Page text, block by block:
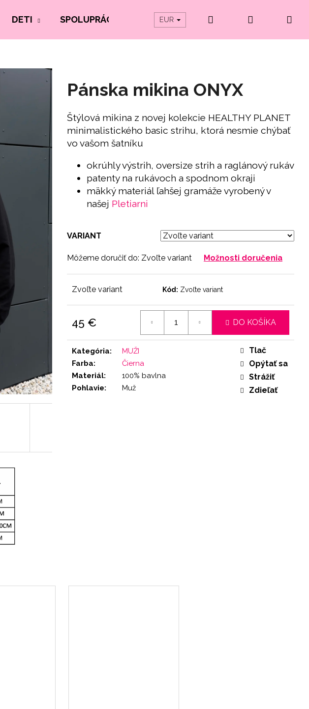
DETI SPOLUPRÁCE PRODUKTY Z ORGANICKEJ BAVLNY
EUR Prihlásenie
Pánska mikina ONYX
Štýlová mikina z novej kolekcie HEALTHY PLANET
minimalistického basic strihu, ktorá nesmie chýbať
vo vašom šatníku
okrúhly výstrih, oversize strih a raglánový rukáv
patenty na rukávoch a spodnom okraji
mäkký materiál ľahšej gramáže vyrobený v
našej Pletiarni
VARIANT
Môžeme doručiť do: Zvoľte variant Možnosti doručenia
Zvoľte variant Kód: Zvoľte variant
45 €
cena:
DO KOŠÍKA
Kategória:
MUŽI
Farba:
Čierna
Materiál:
100% bavlna
Pohlavie: Muž
Tlač
Opýtať sa
Strážiť
Zdieľať